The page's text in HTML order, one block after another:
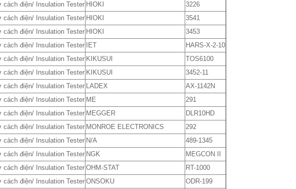
cách điện/ Insulation Tester HIOKI
3226
cách điện/ Insulation Tester HIOKI
3541
cách điện/ Insulation Tester HIOKI
3453
cách điện/ Insulation Tester IET
HARS-X-2-10
cách điện/ Insulation Tester KIKUSUI
TOS6100
cách điện/ Insulation Tester KIKUSUI
3452-11
cách điện/ Insulation Tester LADEX
AX-1142N
cách điện/ Insulation Tester ME
291
cách điện/ Insulation Tester MEGGER
DLR10HD
cách điện/ Insulation Tester MONROE ELECTRONICS
292
cách điện/ Insulation Tester N/A
489-1345
cách điện/ Insulation Tester NGK
MEGCON II
cách điện/ Insulation Tester OHM-STAT
RT-1000
cách điện/ Insulation Tester ONSOKU
ODR-199